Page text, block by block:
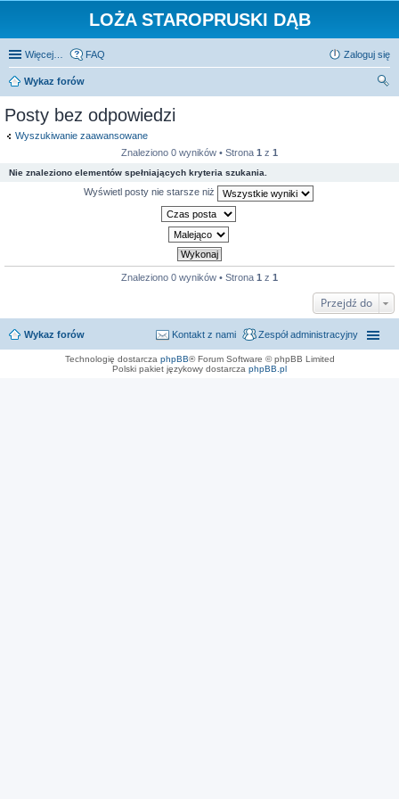
LOŻA STAROPRUSKI DĄB
Więcej… FAQ Zaloguj się
Wykaz forów
Posty bez odpowiedzi
Wyszukiwanie zaawansowane
Znaleziono 0 wyników • Strona 1 z 1
Nie znaleziono elementów spełniających kryteria szukania.
Wyświetl posty nie starsze niż
Znaleziono 0 wyników • Strona 1 z 1
Przejdź do
Wykaz forów Zespół administracyjny
Kontakt z nami
Technologię dostarcza phpBB® Forum Software © phpBB Limited
Polski pakiet językowy dostarcza phpBB.pl